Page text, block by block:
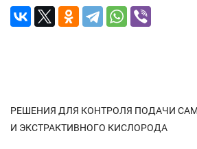
РЕШЕНИЯ ДЛЯ КОНТРОЛЯ ПОДАЧИ
И ЭКСТРАКТИВНОГО КИСЛОРОДА